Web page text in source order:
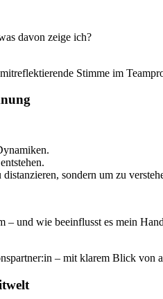
davon zeige ich?
Stimme im
sondern um zu
– und wie beeinflusst es mein
– mit klarem Blick von